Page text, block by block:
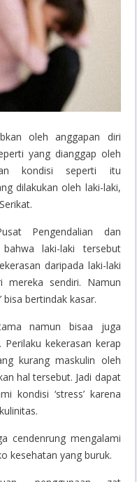
oleh anggapan diri
yang dianggap oleh
kondisi seperti itu
dilakukan oleh laki-laki,
Pengendalian dan
laki-laki tersebut
daripada laki-laki
mereka sendiri. Namun
bisa bertindak kasar.
namun bisaa juga
kekerasan kerap
kurang maskulin oleh
hal tersebut. Jadi dapat
kondisi ‘stress’ karena
cendenrung mengalami
kesehatan yang buruk.